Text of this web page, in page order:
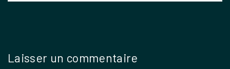
Laisser un commentaire